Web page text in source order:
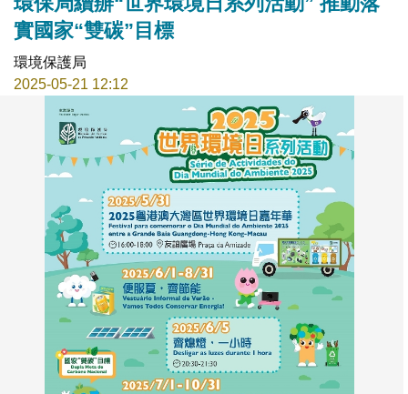
實國家“雙碳”目標
環境保護局
2025-05-21 12:12